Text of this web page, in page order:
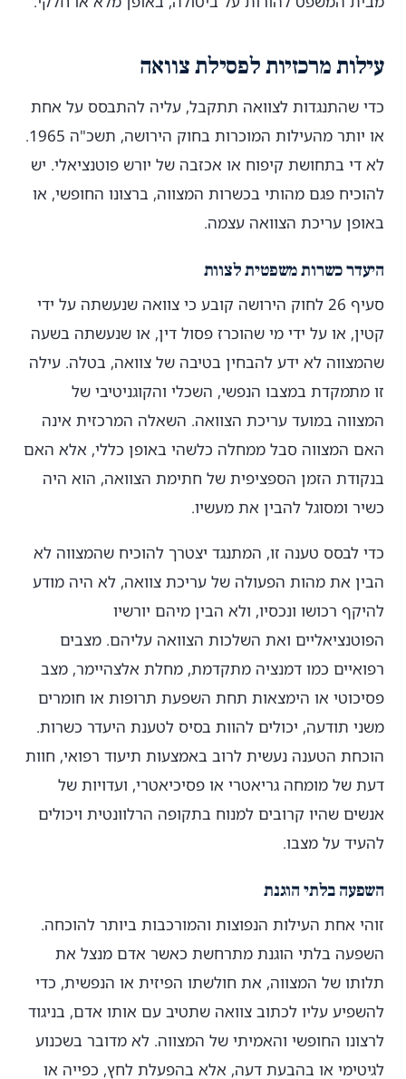
עילות מרכזיות לפסילת צוואה
כדי שהתנגדות לצוואה תתקבל, עליה להתבסס על אחת
או יותר מהעילות המוכרות בחוק הירושה, תשכ"ה 1965.
לא די בתחושת קיפוח או אכזבה של יורש פוטנציאלי. יש
להוכיח פגם מהותי בכשרות המצווה, ברצונו החופשי, או
באופן עריכת הצוואה עצמה.
היעדר כשרות משפטית לצוות
סעיף 26 לחוק הירושה קובע כי צוואה שנעשתה על ידי
קטין, או על ידי מי שהוכרז פסול דין, או שנעשתה בשעה
שהמצווה לא ידע להבחין בטיבה של צוואה, בטלה. עילה
זו מתמקדת במצבו הנפשי, השכלי והקוגניטיבי של
המצווה במועד עריכת הצוואה. השאלה המרכזית אינה
האם המצווה סבל ממחלה כלשהי באופן כללי, אלא האם
בנקודת הזמן הספציפית של חתימת הצוואה, הוא היה
כשיר ומסוגל להבין את מעשיו.
כדי לבסס טענה זו, המתנגד יצטרך להוכיח שהמצווה לא
הבין את מהות הפעולה של עריכת צוואה, לא היה מודע
להיקף רכושו ונכסיו, ולא הבין מיהם יורשיו
הפוטנציאליים ואת השלכות הצוואה עליהם. מצבים
רפואיים כמו דמנציה מתקדמת, מחלת אלצהיימר, מצב
פסיכוטי או הימצאות תחת השפעת תרופות או חומרים
משני תודעה, יכולים להוות בסיס לטענת היעדר כשרות.
הוכחת הטענה נעשית לרוב באמצעות תיעוד רפואי, חוות
דעת של מומחה גריאטרי או פסיכיאטרי, ועדויות של
אנשים שהיו קרובים למנוח בתקופה הרלוונטית ויכולים
להעיד על מצבו.
השפעה בלתי הוגנת
זוהי אחת העילות הנפוצות והמורכבות ביותר להוכחה.
השפעה בלתי הוגנת מתרחשת כאשר אדם מנצל את
תלותו של המצווה, את חולשתו הפיזית או הנפשית, כדי
להשפיע עליו לכתוב צוואה שתטיב עם אותו אדם, בניגוד
לרצונו החופשי והאמיתי של המצווה. לא מדובר בשכנוע
לגיטימי או בהבעת דעה, אלא בהפעלת לחץ, כפייה או